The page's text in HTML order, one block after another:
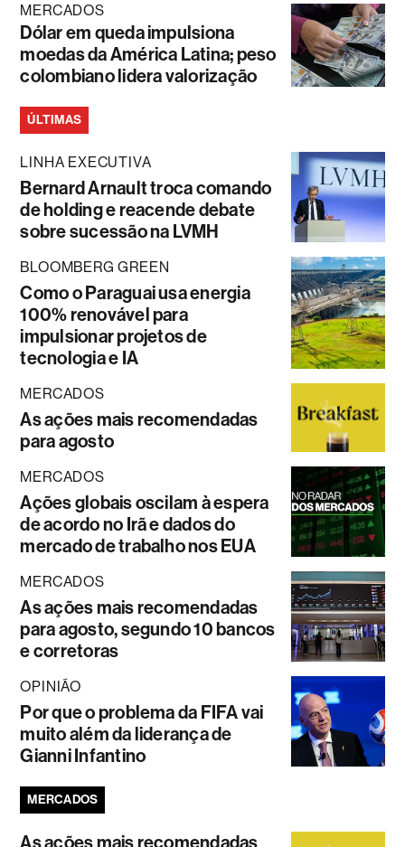
MERCADOS
Dólar em queda impulsiona
moedas da América Latina; peso
colombiano lidera valorização
ÚLTIMAS
LINHA EXECUTIVA
Bernard Arnault troca comando
de holding e reacende debate
sobre sucessão na LVMH
BLOOMBERG GREEN
Como o Paraguai usa energia
100% renovável para
impulsionar projetos de
tecnologia e IA
MERCADOS
As ações mais recomendadas
para agosto
MERCADOS
Ações globais oscilam à espera
de acordo no Irã e dados do
mercado de trabalho nos EUA
MERCADOS
As ações mais recomendadas
para agosto, segundo 10 bancos
e corretoras
OPINIÃO
Por que o problema da FIFA vai
muito além da liderança de
Gianni Infantino
MERCADOS
As ações mais recomendadas